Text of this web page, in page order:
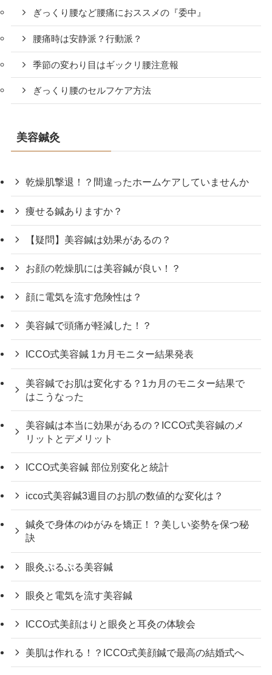
ぎっくり腰など腰痛におススメの『委中』
腰痛時は安静派？行動派？
季節の変わり目はギックリ腰注意報
ぎっくり腰のセルフケア方法
美容鍼灸
乾燥肌撃退！？間違ったホームケアしていませんか
痩せる鍼ありますか？
【疑問】美容鍼は効果があるの？
お顔の乾燥肌には美容鍼が良い！？
顔に電気を流す危険性は？
美容鍼で頭痛が軽減した！？
ICCO式美容鍼 1カ月モニター結果発表
美容鍼でお肌は変化する？1カ月のモニター結果で
はこうなった
美容鍼は本当に効果があるの？ICCO式美容鍼のメ
リットとデメリット
ICCO式美容鍼 部位別変化と統計
icco式美容鍼3週目のお肌の数値的な変化は？
鍼灸で身体のゆがみを矯正！？美しい姿勢を保つ秘
訣
眼灸ぷるぷる美容鍼
眼灸と電気を流す美容鍼
ICCO式美顔はりと眼灸と耳灸の体験会
美肌は作れる！？ICCO式美顔鍼で最高の結婚式へ